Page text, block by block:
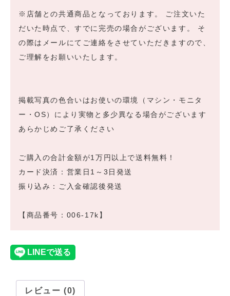
※店舗との共通商品となっております。 ご注文いた
だいた時点で、すでに完売の場合がございます。 そ
の際はメールにてご連絡をさせていただきますので、
ご理解をお願いいたします。
掲載写真の色合いはお使いの環境（マシン・モニタ
ー・OS）により実物と多少異なる場合がございます
あらかじめご了承ください
ご購入の合計金額が1万円以上で送料無料！
カード決済：営業日1～3日発送
振り込み：ご入金確認後発送
【商品番号：006-17k】
レビュー (0)